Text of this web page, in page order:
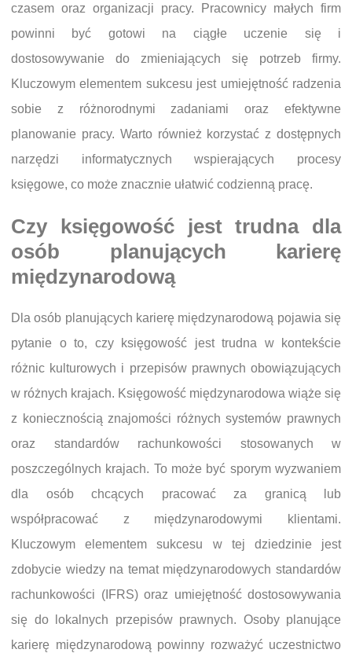
czasem oraz organizacji pracy. Pracownicy małych firm
powinni być gotowi na ciągłe uczenie się i
dostosowywanie do zmieniających się potrzeb firmy.
Kluczowym elementem sukcesu jest umiejętność radzenia
sobie z różnorodnymi zadaniami oraz efektywne
planowanie pracy. Warto również korzystać z dostępnych
narzędzi informatycznych wspierających procesy
księgowe, co może znacznie ułatwić codzienną pracę.
Czy księgowość jest trudna dla
osób planujących karierę
międzynarodową
Dla osób planujących karierę międzynarodową pojawia się
pytanie o to, czy księgowość jest trudna w kontekście
różnic kulturowych i przepisów prawnych obowiązujących
w różnych krajach. Księgowość międzynarodowa wiąże się
z koniecznością znajomości różnych systemów prawnych
oraz standardów rachunkowości stosowanych w
poszczególnych krajach. To może być sporym wyzwaniem
dla osób chcących pracować za granicą lub
współpracować z międzynarodowymi klientami.
Kluczowym elementem sukcesu w tej dziedzinie jest
zdobycie wiedzy na temat międzynarodowych standardów
rachunkowości (IFRS) oraz umiejętność dostosowywania
się do lokalnych przepisów prawnych. Osoby planujące
karierę międzynarodową powinny rozważyć uczestnictwo